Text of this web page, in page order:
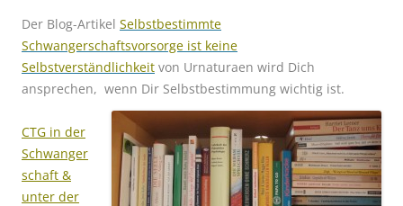
Der Blog-Artikel Selbstbestimmte
Schwangerschaftsvorsorge ist keine
Selbstverständlichkeit von Urnaturaen wird Dich
ansprechen, wenn Dir Selbstbestimmung wichtig ist.
CTG in der
Schwanger
schaft &
unter der